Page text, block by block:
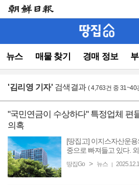
뉴스 매물 찾기 경매 정보
뉴
(컨
영
동)
'김리영 기자' 검색결과 ( 4,763건 중 31~40
"국민연금이 수상하다" 특정업체 편
의혹
[땅집고] 이지스자산운
중으로 빠져들고 있다.
입찰사였던 흥국생명이
땅집Go > 뉴스